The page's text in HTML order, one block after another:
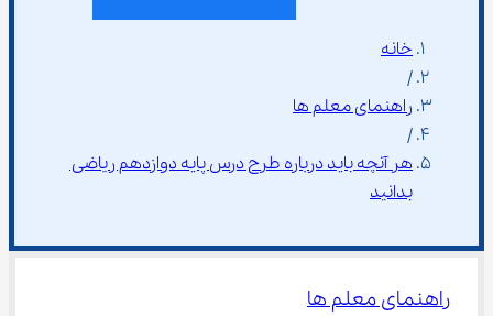
خانه
/
راهنمای معلم ها
/
هر آنچه باید درباره طرح درس پایه دوازدهم ریاضی
بدانید
راهنمای معلم ها